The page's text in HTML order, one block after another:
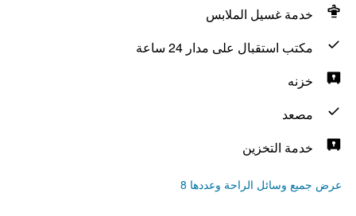
خدمة غسيل الملابس
مكتب استقبال على مدار 24 ساعة
خزنه
مصعد
خدمة التخزين
عرض جميع وسائل الراحة وعددها 8